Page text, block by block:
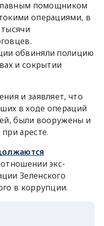
помощником
операциями, в
обвиняли полицию
и сокрытии
и заявляет, что
в ходе операций
были вооружены и
аресте.
экс-
Зеленского
в коррупции.